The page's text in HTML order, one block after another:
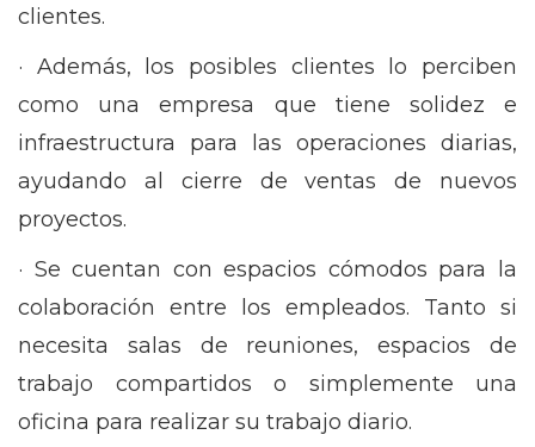
clientes.
· Además, los posibles clientes lo perciben
como una empresa que tiene solidez e
infraestructura para las operaciones diarias,
ayudando al cierre de ventas de nuevos
proyectos.
· Se cuentan con espacios cómodos para la
colaboración entre los empleados. Tanto si
necesita salas de reuniones, espacios de
trabajo compartidos o simplemente una
oficina para realizar su trabajo diario.